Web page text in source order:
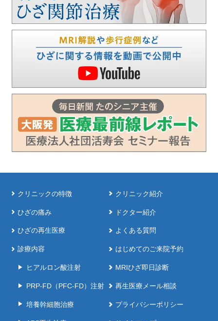
クリニックの特徴
ひざの痛み
ひざの再生医療
診療内容
ヒアルロン酸注射
PRP-FD（PFC-FD）注射
培養幹細胞治療
クリニック紹介
ドクター紹介
よくある質問
はじめてのご来院予約
MRIひざ即日診断
再生医療メール相談
プライバシーポリシー